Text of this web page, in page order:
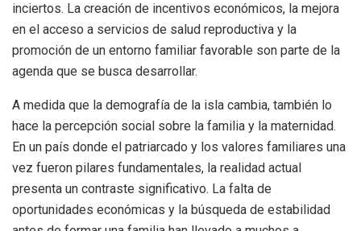
inciertos. La creación de incentivos económicos, la mejora
en el acceso a servicios de salud reproductiva y la
promoción de un entorno familiar favorable son parte de la
agenda que se busca desarrollar.
A medida que la demografía de la isla cambia, también lo
hace la percepción social sobre la familia y la maternidad.
En un país donde el patriarcado y los valores familiares una
vez fueron pilares fundamentales, la realidad actual
presenta un contraste significativo. La falta de
oportunidades económicas y la búsqueda de estabilidad